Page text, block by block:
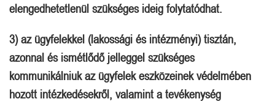
elengedhetetlenül szükséges ideig folytatódhat.
3) az ügyfelekkel (lakossági és intézményi) tisztán,
azonnal és ismétlődő jelleggel szükséges
kommunikálniuk az ügyfelek eszközeinek védelmében
hozott intézkedésekről, valamint a tevékenység